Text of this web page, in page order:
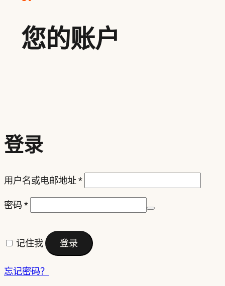
您的账户
登录
用户名或电邮地址*必
填
密码 *必
填
记住我 登录
忘记密码？